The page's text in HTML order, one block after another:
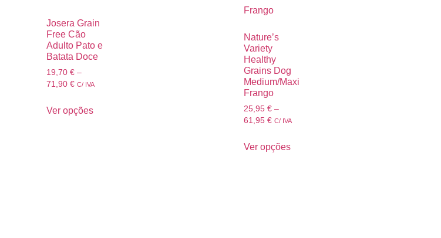
Josera Grain
Free Cão
Adulto Pato e
Batata Doce
19,70 € –
71,90 € C/ IVA
Ver opções
Nature’s
Variety
Healthy
Grains Dog
Medium/Maxi
Frango
25,95 € –
61,95 € C/ IVA
Ver opções